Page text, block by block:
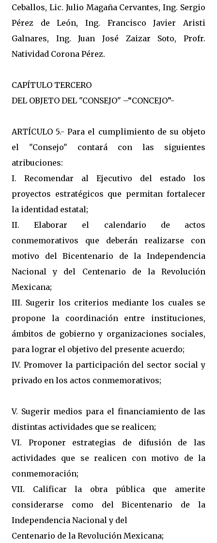
Ceballos, Lic. Julio Magaña Cervantes, Ing. Sergio
Pérez de León, Ing. Francisco Javier Aristi
Galnares, Ing. Juan José Zaizar Soto, Profr.
Natividad Corona Pérez.
CAPÍTULO TERCERO
DEL OBJETO DEL "CONSEJO" –“CONCEJO”-
ARTÍCULO 5.- Para el cumplimiento de su objeto
el "Consejo" contará con las siguientes
atribuciones:
I. Recomendar al Ejecutivo del estado los
proyectos estratégicos que permitan fortalecer
la identidad estatal;
II. Elaborar el calendario de actos
conmemorativos que deberán realizarse con
motivo del Bicentenario de la Independencia
Nacional y del Centenario de la Revolución
Mexicana;
III. Sugerir los criterios mediante los cuales se
propone la coordinación entre instituciones,
ámbitos de gobierno y organizaciones sociales,
para lograr el objetivo del presente acuerdo;
IV. Promover la participación del sector social y
privado en los actos conmemorativos;
V. Sugerir medios para el financiamiento de las
distintas actividades que se realicen;
VI. Proponer estrategias de difusión de las
actividades que se realicen con motivo de la
conmemoración;
VII. Calificar la obra pública que amerite
considerarse como del Bicentenario de la
Independencia Nacional y del
Centenario de la Revolución Mexicana;